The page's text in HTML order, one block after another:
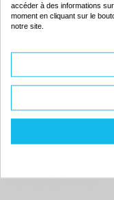
36.64€
Tambour compatible -
ISO
accéder à des informations
moment en cliquant sur le
notre site.